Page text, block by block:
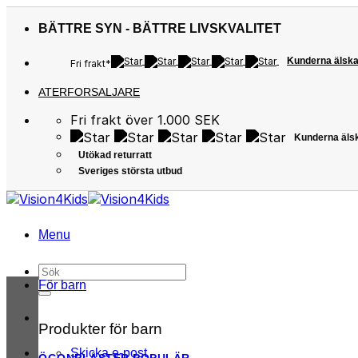
BÄTTRE SYN - BÄTTRE LIVSKVALITET
Fri frakt* Kunderna
ATERFORSALJARE
Fri frakt över 1.000 SEK
Kunderna
Utökad returratt
Sveriges största utbud
Menu
Sök
efter:
Skicka e-post
För barn
Produkter för barn